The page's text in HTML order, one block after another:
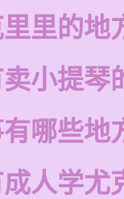
里的地
小提琴
哪些地
人学尤